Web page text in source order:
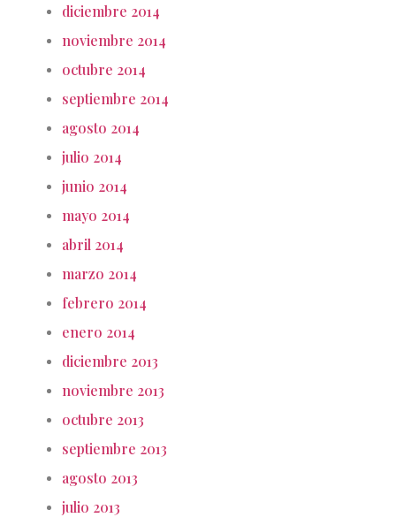
diciembre 2014
noviembre 2014
octubre 2014
septiembre 2014
agosto 2014
julio 2014
junio 2014
mayo 2014
abril 2014
marzo 2014
febrero 2014
enero 2014
diciembre 2013
noviembre 2013
octubre 2013
septiembre 2013
agosto 2013
julio 2013